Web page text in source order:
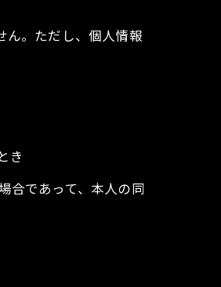
ん。ただし、個人情報
き
合であって、本人の同